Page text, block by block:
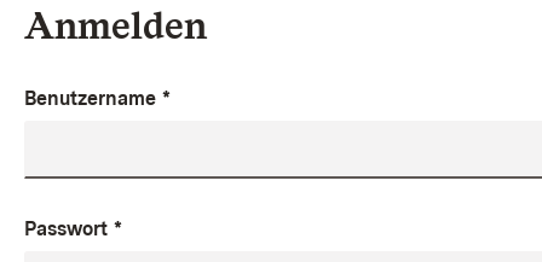
Anmelden
Benutzername *
Passwort *